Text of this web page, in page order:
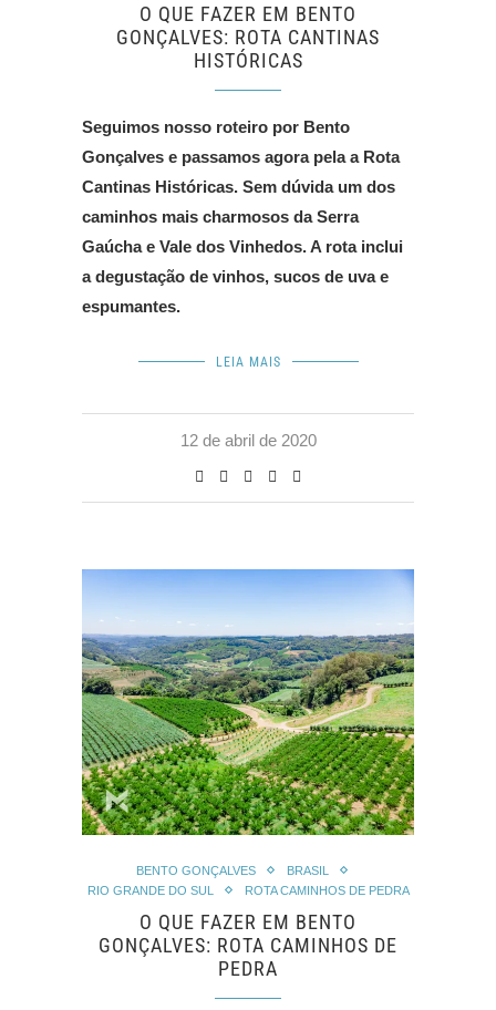
O QUE FAZER EM BENTO
GONÇALVES: ROTA CANTINAS
HISTÓRICAS
Seguimos nosso roteiro por Bento
Gonçalves e passamos agora pela a Rota
Cantinas Históricas. Sem dúvida um dos
caminhos mais charmosos da Serra
Gaúcha e Vale dos Vinhedos. A rota inclui
a degustação de vinhos, sucos de uva e
espumantes.
LEIA MAIS
12 de abril de 2020
BENTO GONÇALVES
BRASIL
RIO GRANDE DO SUL
ROTA CAMINHOS DE PEDRA
O QUE FAZER EM BENTO
GONÇALVES: ROTA CAMINHOS DE
PEDRA